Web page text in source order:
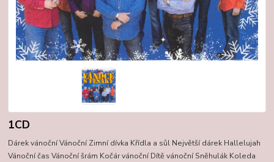
1CD
Dárek vánoční Vánoční Zimní dívka Křídla a sůl Největší dárek Hallelujah
Vánoční čas Vánoční šrám Kočár vánoční Dítě vánoční Sněhulák Koleda